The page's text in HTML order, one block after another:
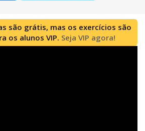
são grátis, mas os exercícios são
os alunos VIP. Seja VIP agora!